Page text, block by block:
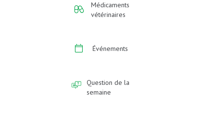
Médicaments
vétérinaires
Événements
Question de la
semaine